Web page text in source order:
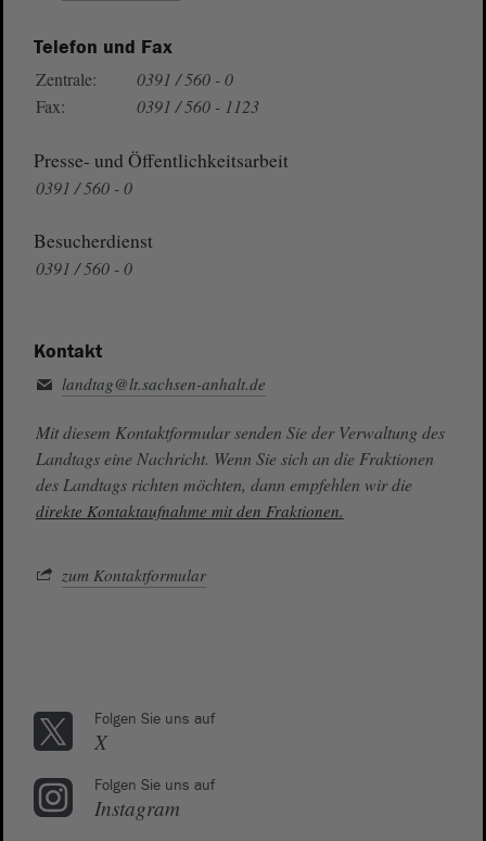
Telefon und Fax
Zentrale:
0391 / 560 - 0
Fax:
0391 / 560 - 1123
Presse- und Öffentlichkeitsarbeit
0391 / 560 - 0
Besucherdienst
0391 / 560 - 0
Kontakt
landtag@lt.sachsen-anhalt.de
Mit diesem Kontaktformular senden Sie der Verwaltung des
Landtags eine Nachricht. Wenn Sie sich an die Fraktionen
des Landtags richten möchten, dann empfehlen wir die
direkte Kontaktaufnahme mit den Fraktionen.
zum Kontaktformular
Folgen Sie uns auf
X
Folgen Sie uns auf
Instagram